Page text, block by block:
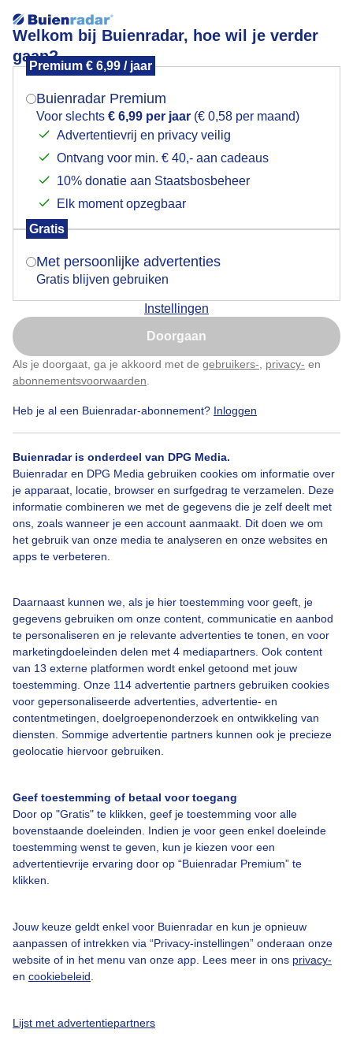
Welkom bij Buienradar, hoe wil je verder
gaan?
Premium € 6,99 / jaar
Buienradar Premium
Voor slechts € 6,99 per jaar (€ 0,58 per maand)
Advertentievrij en privacy veilig
Ontvang voor min. € 40,- aan cadeaus
10% donatie aan Staatsbosbeheer
Elk moment opzegbaar
Gratis
Met persoonlijke advertenties
Gratis blijven gebruiken
Instellingen
Doorgaan
Als je doorgaat, ga je akkoord met de gebruikers- privacy- en
abonnementsvoorwaarden
Heb je al een Buienradar-abonnement? Inloggen
Buienradar is onderdeel van DPG Media.
Buienradar en DPG Media gebruiken cookies om informatie over
je apparaat, locatie, browser en surfgedrag te verzamelen. Deze
informatie combineren we met de gegevens die je zelf deelt met
ons, zoals wanneer je een account aanmaakt. Dit doen we om
het gebruik van onze media te analyseren en onze websites en
apps te verbeteren.
Daarnaast kunnen we, als je hier toestemming voor geeft, je
gegevens gebruiken om onze content, communicatie en aanbod
te personaliseren en je relevante advertenties te tonen, en voor
marketingdoeleinden delen met 4 mediapartners. Ook content
van 13 externe platformen wordt enkel getoond met jouw
toestemming. Onze 114 advertentie partners gebruiken cookies
voor gepersonaliseerde advertenties, advertentie- en
contentmetingen, doelgroepenonderzoek en ontwikkeling van
diensten. Sommige advertentie partners kunnen ook je precieze
geolocatie hiervoor gebruiken.
Geef toestemming of betaal voor toegang
Door op "Gratis" te klikken, geef je toestemming voor alle
bovenstaande doeleinden. Indien je voor geen enkel doeleinde
toestemming wenst te geven, kun je kiezen voor een
advertentievrije ervaring door op “Buienradar Premium” te
klikken.
Jouw keuze geldt enkel voor Buienradar en kun je opnieuw
aanpassen of intrekken via “Privacy-instellingen” onderaan onze
website of in het menu van onze app. Lees meer in ons privacy-
en cookiebeleid
Lijst met advertentiepartners
Vanmorgen 05:35 uur
Strand
Lente Zon Wolken
Bekijk slideshow
Een moment geduld aub...
Bedrijfsgegevens
Veelgestelde vragen
Contact
Adverteren
Buienradar Team
Cookie beleid
Mogen we je locatie gebruiken voor het
Indien je hier nog geen akkoord op hebt gegeven,
verschijnt er zo een pop-up uit je browser waarin
Is goed, toon de popup
Nu niet, misschien later
Klik hierom dit aan te passen